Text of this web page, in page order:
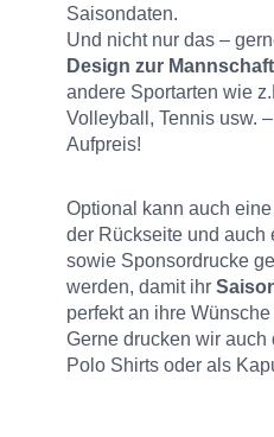
Saisondaten.
Und nicht nur das –
Design zur
andere Sportarten wie
Volleyball, Tennis usw.
Aufpreis!
Optional kann auch
der Rückseite und
sowie Sponsordrucke
werden, damit ihr
perfekt an ihre
Gerne drucken wir auch
Polo Shirts oder als